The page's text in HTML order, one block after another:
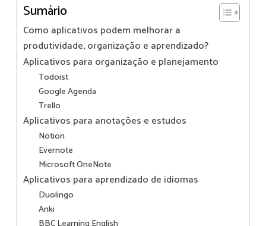
Sumário
Como aplicativos podem melhorar a
produtividade, organização e aprendizado?
Aplicativos para organização e planejamento
Todoist
Google Agenda
Trello
Aplicativos para anotações e estudos
Notion
Evernote
Microsoft OneNote
Aplicativos para aprendizado de idiomas
Duolingo
Anki